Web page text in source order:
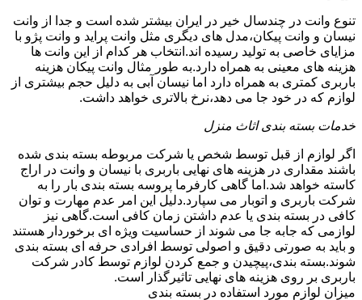
تنوع وانت در چندسال خیر در ایران بیشتر شده است و جدا از وانت
نیسان و وانت پیکان،مدل های دیگری مثل وانت پراید و وانت پژو با
مزایای خاصی به تولید رسیده اند.انتخاب هر کدام از این وانت ها
هزینه های معینی به همراه دارد.به طور مثال وانت پیکان هزینه
باربری کمتری به همراه دارد اما نیسان آبی به دلیل حجم بیشتری از
لوازم که در خود جا می دهد،نرخ بالاتری خواهد داشت.
خدمات بسته بندی اثاث منزل
اگر لوازم از قبل توسط شخص یا شرکت مربوطه بسته بندی شده
باشند مقداری در هزینه های نهایی باربری با نیسان و وانت در اراج
کاسته خواهد شد.اما گاهی کارفرما پروسه بسته بندی بار را به
شرکت باربری و اتوبار می سپارد.دلیل این امر عدم مهارت و توان
کافی در بسته بندی یا عدم داشتن زمان کافی است.گاهی نیز
لوازمی که جابه جا می شوند از حساسیت ویژه ای برخوردار هستند
و باید به صورتی دقیق و اصولی توسط افرادی حرفه ای بسته بندی
شوند.بسته بندی،پیچیدن و جمع کردن لوازم توسط کادر شرکت
باربری بر روی هزینه های نهایی تاثیرگذار است.
میزان لوازم مورد استفاده در بسته بندی